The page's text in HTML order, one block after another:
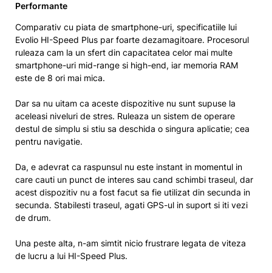
Performante
Comparativ cu piata de smartphone-uri, specificatiile lui
Evolio HI-Speed Plus par foarte dezamagitoare. Procesorul
ruleaza cam la un sfert din capacitatea celor mai multe
smartphone-uri mid-range si high-end, iar memoria RAM
este de 8 ori mai mica.
Dar sa nu uitam ca aceste dispozitive nu sunt supuse la
aceleasi niveluri de stres. Ruleaza un sistem de operare
destul de simplu si stiu sa deschida o singura aplicatie; cea
pentru navigatie.
Da, e adevrat ca raspunsul nu este instant in momentul in
care cauti un punct de interes sau cand schimbi traseul, dar
acest dispozitiv nu a fost facut sa fie utilizat din secunda in
secunda. Stabilesti traseul, agati GPS-ul in suport si iti vezi
de drum.
Una peste alta, n-am simtit nicio frustrare legata de viteza
de lucru a lui HI-Speed Plus.